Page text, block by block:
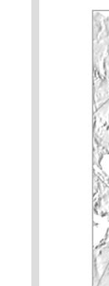
o
od
vždy
jako